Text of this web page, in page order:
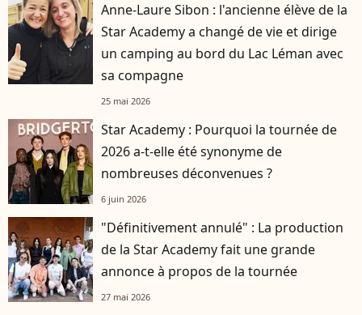
Anne-Laure Sibon : l'ancienne élève de la
Star Academy a changé de vie et dirige
un camping au bord du Lac Léman avec
sa compagne
25 mai 2026
Star Academy : Pourquoi la tournée de
2026 a-t-elle été synonyme de
nombreuses déconvenues ?
6 juin 2026
"Définitivement annulé" : La production
de la Star Academy fait une grande
annonce à propos de la tournée
27 mai 2026